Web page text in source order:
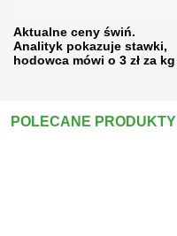
Aktualne ceny świń.
Analityk pokazuje stawki,
hodowca mówi o 3 zł za kg
POLECANE PRODUKTY